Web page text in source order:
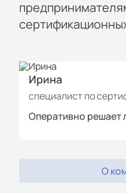
Ирина
специалист по
Оперативно решает
О